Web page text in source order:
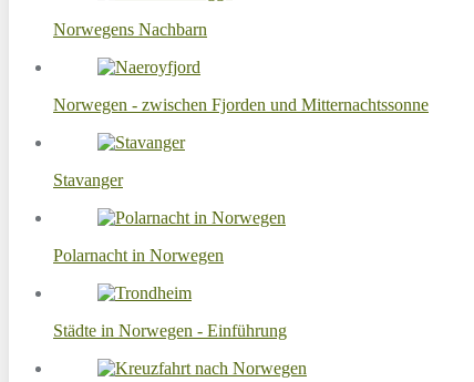
Norwegens Nachbarn
Norwegen - zwischen Fjorden und Mitternachtssonne
Stavanger
Polarnacht in Norwegen
Städte in Norwegen - Einführung